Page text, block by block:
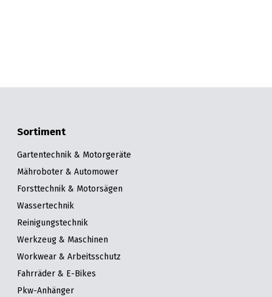
Sortiment
Gartentechnik & Motorgeräte
Mähroboter & Automower
Forsttechnik & Motorsägen
Wassertechnik
Reinigungstechnik
Werkzeug & Maschinen
Workwear & Arbeitsschutz
Fahrräder & E-Bikes
Pkw-Anhänger